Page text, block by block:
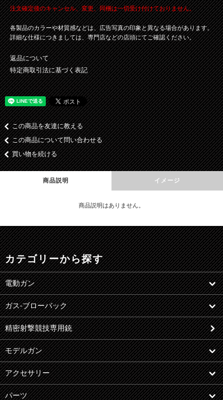
注文確定後のキャンセル、変更、同梱は一切受け付けておりません。
各製品のカラーや材質感などは、広告写真の印象と異なる場合があります。
詳細な仕様につきましては、専門店などの店頭にてご確認ください。
返品について
特定商取引法に基づく表記
この商品を友達に教える
この商品について問い合わせる
買い物を続ける
商品説明 イメージ
商品説明はありません。
カテゴリーから探す
電動ガン
ガス-ブローバック
精密射撃競技専用銃
モデルガン
アクセサリー
パーツ